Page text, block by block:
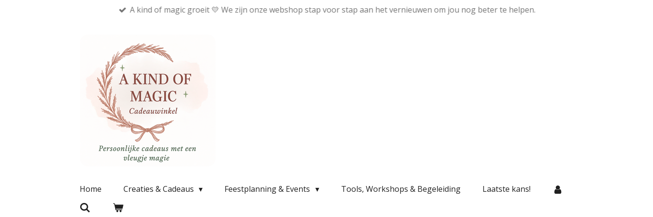
A kind of magic groeit 💛 We zijn onze webshop stap voor stap aan het vernieuwen om jou nog beter te helpen.
Home Creaties & Cadeaus Feestplanning & Events Tools, Workshops & Begeleiding Laatste kans!